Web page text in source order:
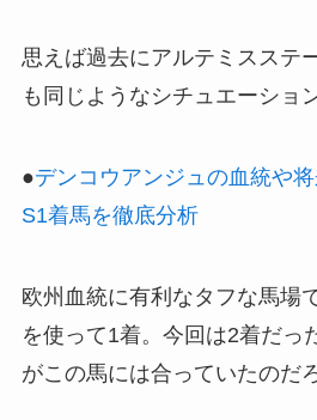
思えば過去にアルテミスステ
も同じようなシチュエーショ
●デンコウアンジュの血統や
S1着馬を徹底分析
欧州血統に有利なタフな馬場
を使って1着。今回は2着だっ
がこの馬には合っていたのだ